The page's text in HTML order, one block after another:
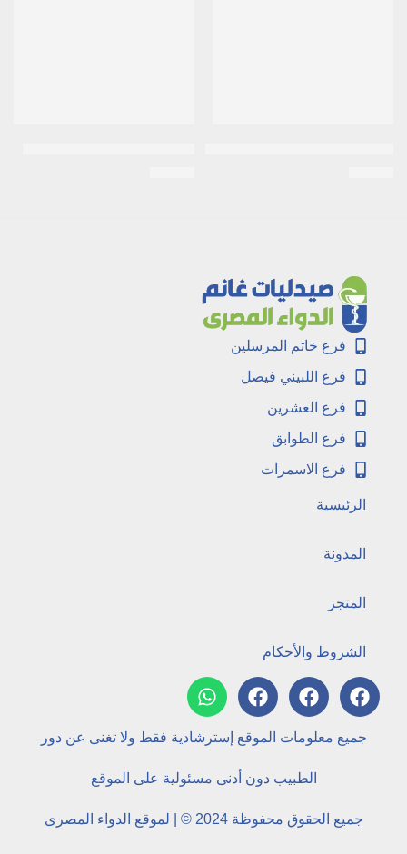
فرع خاتم المرسلين
فرع اللبيني فيصل
فرع العشرين
فرع الطوابق
فرع الاسمرات
الرئيسية
المدونة
المتجر
الشروط والأحكام
جميع معلومات الموقع إسترشادية فقط ولا تغنى عن دور
الطبيب دون أدنى مسئولية على الموقع
جميع الحقوق محفوظة 2024 © | لموقع الدواء المصرى